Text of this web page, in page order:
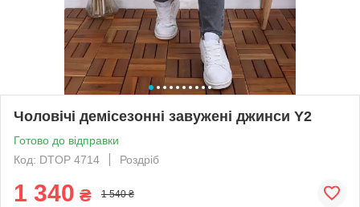
Чоловічі демісезонні завужені джинси Y2
Готово до відправки
Код: DTOP 4714
Роздріб
1 340 ₴ 1 540 ₴